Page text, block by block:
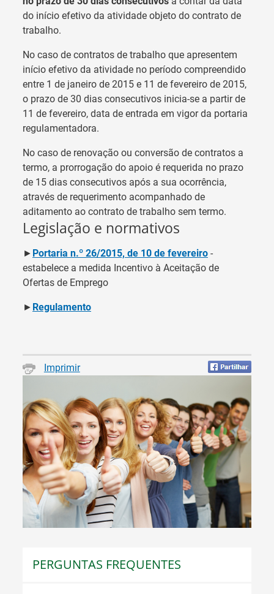
do início efetivo da atividade objeto do contrato de
trabalho.
No caso de contratos de trabalho que apresentem
início efetivo da atividade no período compreendido
entre 1 de janeiro de 2015 e 11 de fevereiro de 2015,
o prazo de 30 dias consecutivos inicia-se a partir de
11 de fevereiro, data de entrada em vigor da portaria
regulamentadora.
No caso de renovação ou conversão de contratos a
termo, a prorrogação do apoio é requerida no prazo
de 15 dias consecutivos após a sua ocorrência,
através de requerimento acompanhado de
aditamento ao contrato de trabalho sem termo.
Legislação e normativos
► Portaria n.º 26/2015, de 10 de fevereiro -
estabelece a medida Incentivo à Aceitação de
Ofertas de Emprego
► Regulamento
Imprimir
PERGUNTAS FREQUENTES